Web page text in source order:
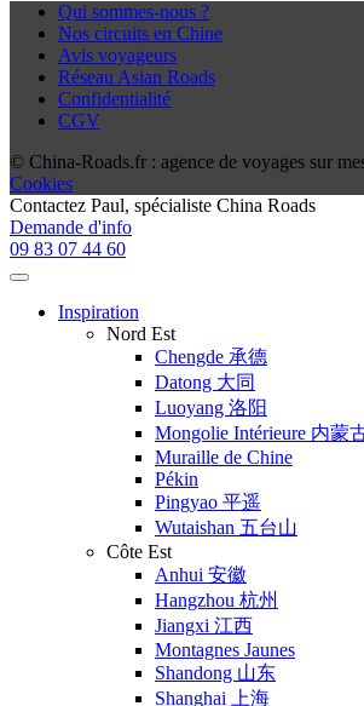
Qui sommes-nous ?
Nos circuits en Chine
Avis voyageurs
Réseau Asian Roads
Confidentialité
CGV
© China-Roads.fr : agence de voyages sur
Cookies
Contactez Paul, spécialiste China Roads
Demande d'info
09 83 07 44 60
Inspiration
Nord Est
Chengde 承德
Datong 大同
Luoyang 洛阳
Mongolie Intérieure 内蒙
Muraille de Chine
Pékin
Pingyao 平遥
Wutaishan 五台山
Côte Est
Anhui 安徽
Hangzhou 杭州
Jiangxi 江西
Montagnes Jaunes
Shandong 山东
Shanghai 上海